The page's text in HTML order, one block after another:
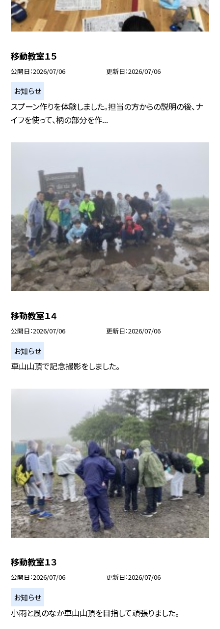
移動教室１５
公開日 2026/07/06 更新日 2026/07/06
お知らせ
スプーン作りを体験しました。担当の方からの説明の後、ナ
イフを使って、柄の部分を作...
移動教室１４
公開日 2026/07/06 更新日 2026/07/06
お知らせ
車山山頂で記念撮影をしました。
移動教室１３
公開日 2026/07/06 更新日 2026/07/06
お知らせ
小雨と風のなか車山山頂を目指して頑張りました。